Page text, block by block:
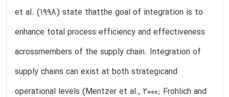
et al. (1998) state thatthe goal of integration is to
enhance total process efficiency and effectiveness
acrossmembers of the supply chain. Integration of
supply chains can exist at both strategicand
operational levels (Mentzer et al., 2000; Frohlich and